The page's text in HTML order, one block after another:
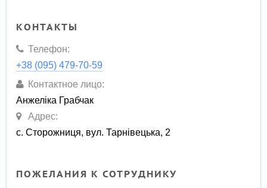
КОНТАКТЫ
Телефон:
+38 (095) 479-70-59
Контактное лицо:
Анжеліка Грабчак
Адрес:
с. Сторожниця, вул. Тарнівецька, 2
ПОЖЕЛАНИЯ К СОТРУДНИКУ